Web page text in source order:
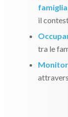
famiglia
il
tra le